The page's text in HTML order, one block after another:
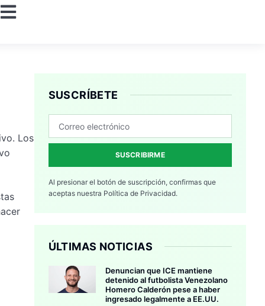
Los
SUSCRÍBETE
SUSCRIBIRME
Al presionar el botón de suscripción, confirmas que
aceptas nuestra Política de Privacidad.
ÚLTIMAS NOTICIAS
Denuncian que ICE mantiene
detenido al futbolista Venezolano
Homero Calderón pese a haber
ingresado legalmente a EE.UU.